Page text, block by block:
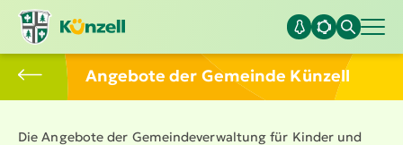
Angebote der Gemeinde Künzell
Die Angebote der Gemein­de­ver­waltung für Kinder und